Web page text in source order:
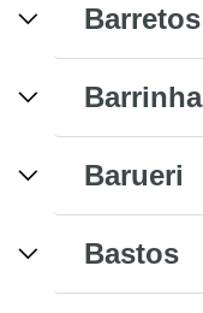
Barretos
Barrinha
Barueri
Bastos